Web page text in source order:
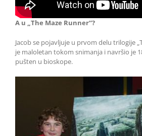
A u „The Maze Runner“?
Jacob se pojavljuje u prvom delu trilogije
je maloletan tokom snimanja i navršio je
pušten u bioskope.